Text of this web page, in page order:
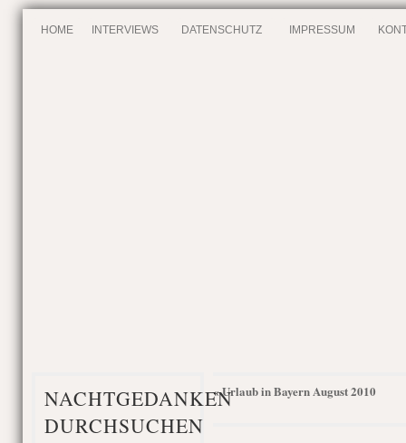
HOME INTERVIEWS DATENSCHUTZ IMPRESSUM
NACHTGEDANKEN
DURCHSUCHEN
«Urlaub in Bayern August 2010